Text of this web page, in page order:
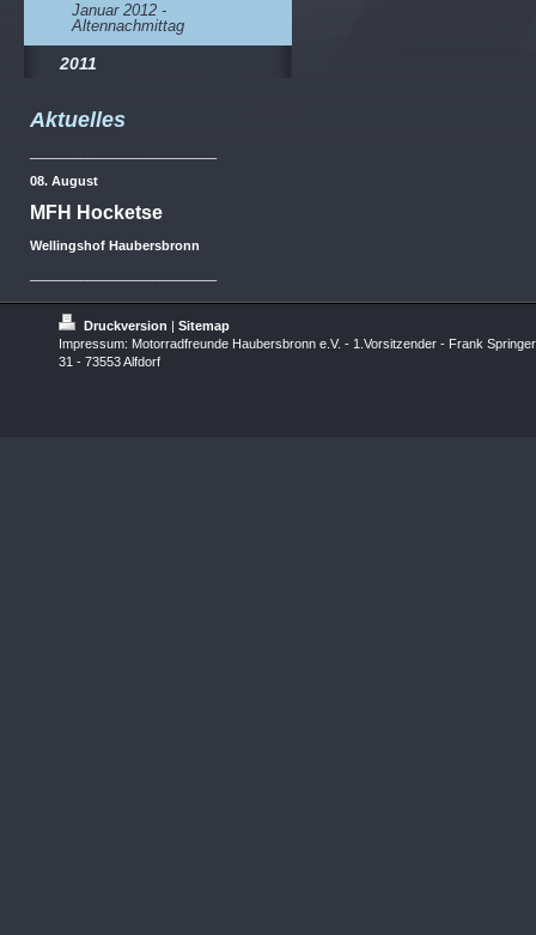
Januar 2012 -
Altennachmittag
2011
Aktuelles
08. August
MFH Hocketse
Wellingshof Haubersbronn
Druckversion | Sitemap
Impressum: Motorradfreunde Haubersbronn e.V. - 1.Vorsitzender - Frank
31 - 73553 Alfdorf